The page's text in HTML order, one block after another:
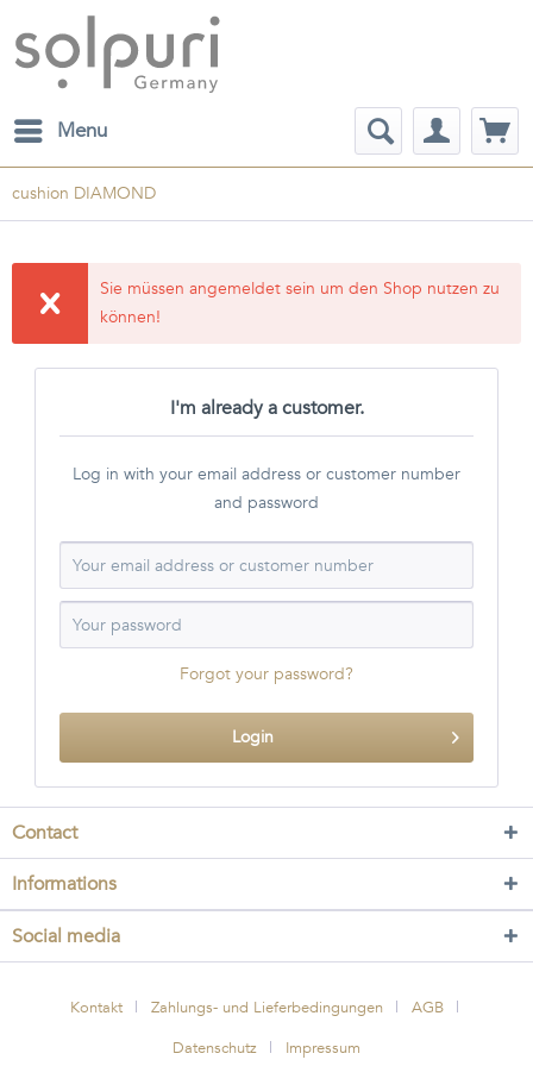
Menu
cushion DIAMOND
Sie müssen angemeldet sein um den Shop nutzen zu
können!
I'm already a customer.
Log in with your email address or customer number
and password
Forgot your password?
Login
Contact
Informations
Social media
Kontakt Zahlungs- und Lieferbedingungen
AGB
Datenschutz
Impressum